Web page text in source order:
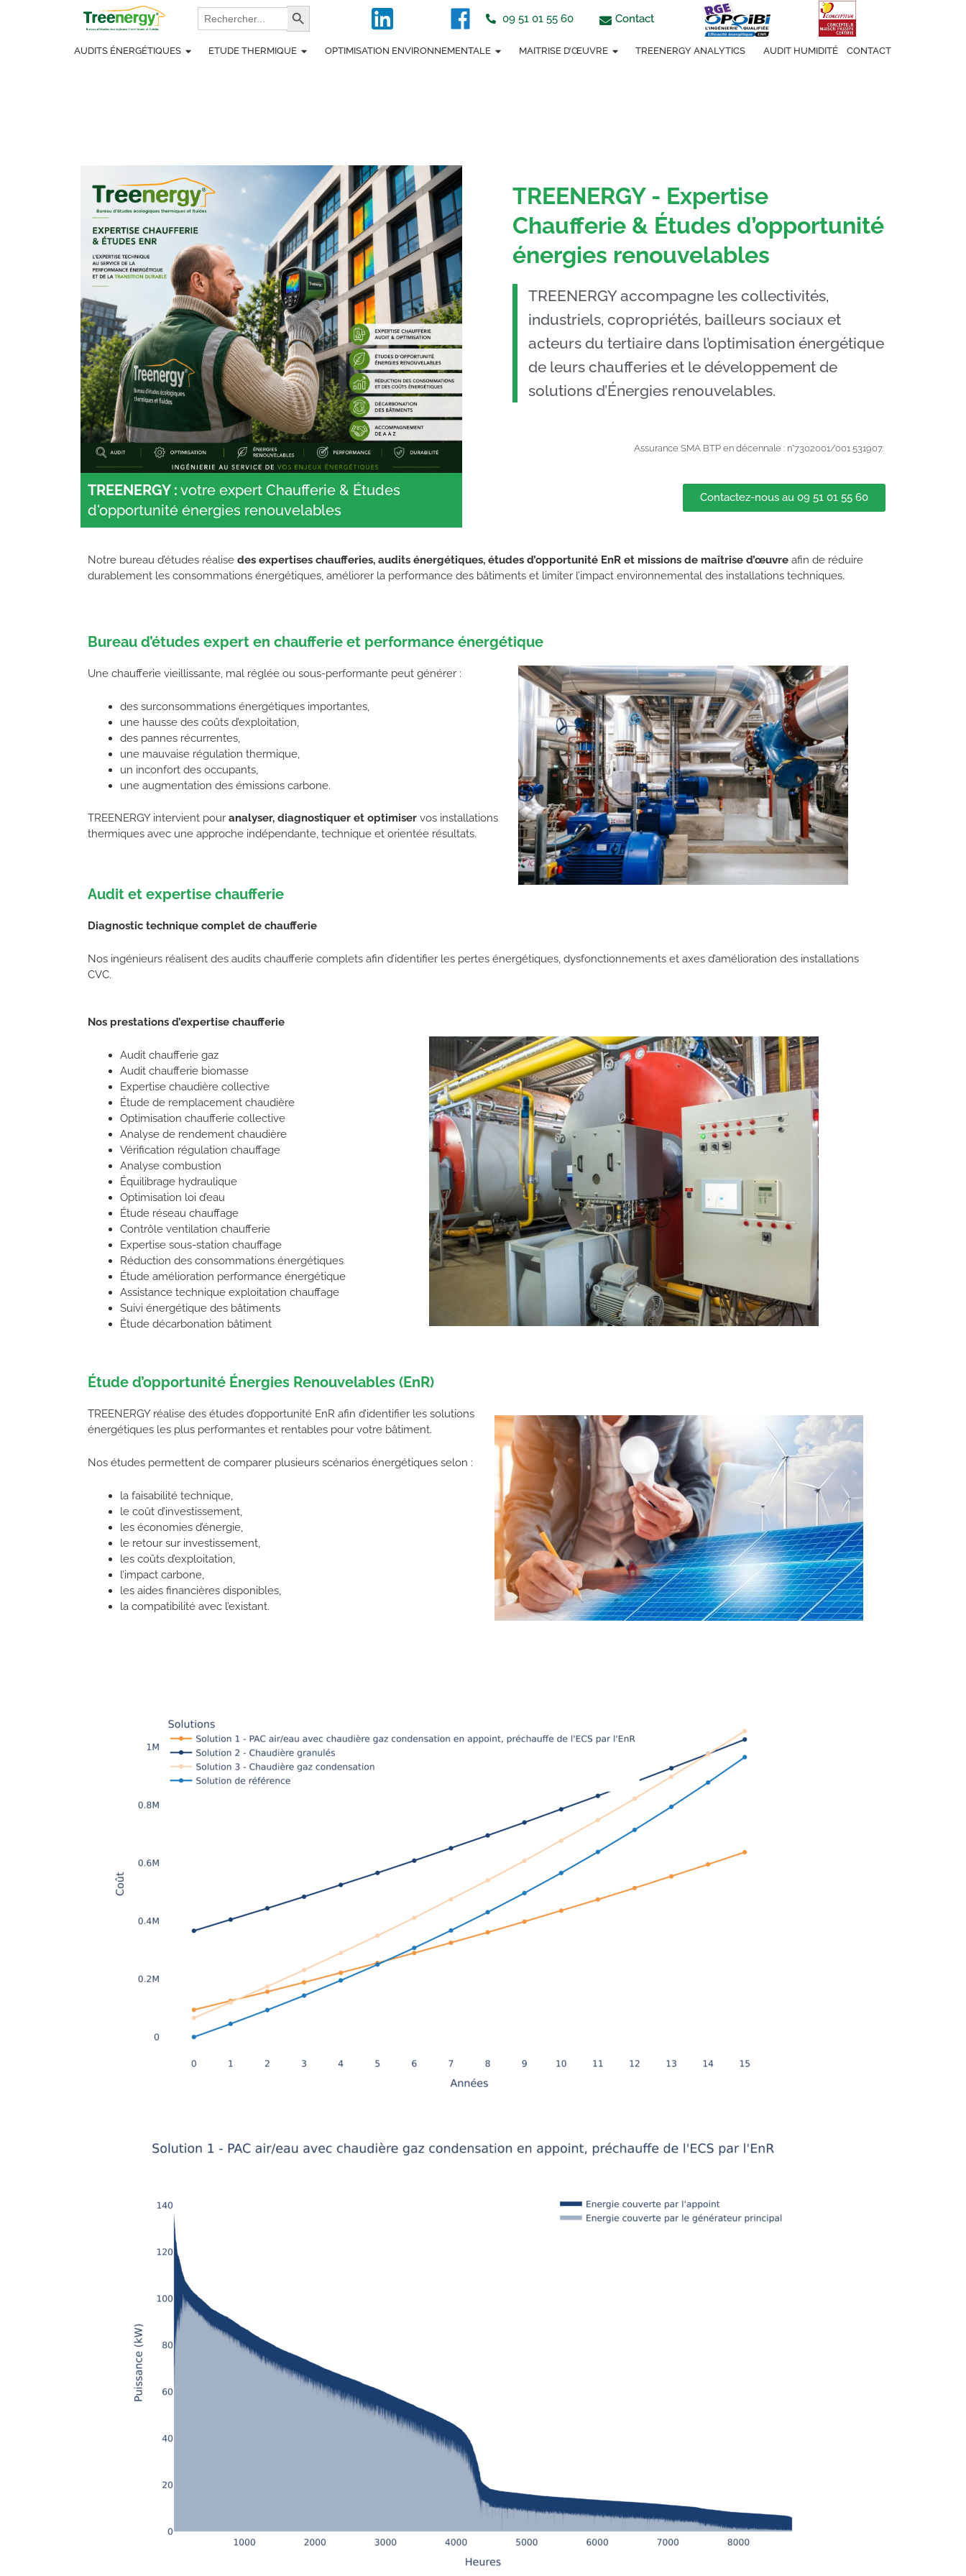
Search
for:
Search Button 09 51 01 55 60 Contact
AUDITS ÉNERGÉTIQUES ETUDE THERMIQUE OPTIMISATION ENVIRONNEMENTALE MAITRISE D’ŒUVRE TREENERGY ANALYTICS AUDIT HUMIDITÉ CONTACT
TREENERGY : votre expert Chaufferie & Études
d'opportunité énergies renouvelables
TREENERGY - Expertise
Chaufferie & Études d’opportunité
énergies renouvelables
TREENERGY accompagne les collectivités,
industriels, copropriétés, bailleurs sociaux et
acteurs du tertiaire dans l’optimisation énergétique
de leurs chaufferies et le développement de
solutions d’Énergies renouvelables.
Assurance SMA BTP en décennale : n°7302001/001 531907.
Contactez-nous au 09 51 01 55 60
Notre bureau d’études réalise des expertises chaufferies, audits énergétiques, études d’opportunité EnR et missions de maîtrise d’œuvre afin de réduire
durablement les consommations énergétiques, améliorer la performance des bâtiments et limiter l’impact environnemental des installations techniques.
Bureau d’études expert en chaufferie et performance énergétique
Une chaufferie vieillissante, mal réglée ou sous-performante peut générer :
des surconsommations énergétiques importantes,
une hausse des coûts d’exploitation,
des pannes récurrentes,
une mauvaise régulation thermique,
un inconfort des occupants,
une augmentation des émissions carbone.
TREENERGY intervient pour analyser, diagnostiquer et optimiser vos installations
thermiques avec une approche indépendante, technique et orientée résultats.
Audit et expertise chaufferie
Diagnostic technique complet de chaufferie
Nos ingénieurs réalisent des audits chaufferie complets afin d’identifier les pertes énergétiques, dysfonctionnements et axes d’amélioration des installations
CVC.
Nos prestations d’expertise chaufferie
Audit chaufferie gaz
Audit chaufferie biomasse
Expertise chaudière collective
Étude de remplacement chaudière
Optimisation chaufferie collective
Analyse de rendement chaudière
Vérification régulation chauffage
Analyse combustion
Équilibrage hydraulique
Optimisation loi d’eau
Étude réseau chauffage
Contrôle ventilation chaufferie
Expertise sous-station chauffage
Réduction des consommations énergétiques
Étude amélioration performance énergétique
Assistance technique exploitation chauffage
Suivi énergétique des bâtiments
Étude décarbonation bâtiment
Étude d’opportunité Énergies Renouvelables (EnR)
TREENERGY réalise des études d’opportunité EnR afin d’identifier les solutions
énergétiques les plus performantes et rentables pour votre bâtiment.
Nos études permettent de comparer plusieurs scénarios énergétiques selon :
la faisabilité technique,
le coût d’investissement,
les économies d’énergie,
le retour sur investissement,
les coûts d’exploitation,
l’impact carbone,
les aides financières disponibles,
la compatibilité avec l’existant.